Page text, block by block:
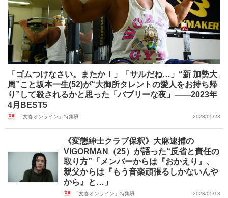
「ゴムつけなさい。またか！」「サルだね…」“新 加勢大
周”こと坂本一生(52)が“大御所タレントの愛人をお持ち帰
り”して殺されるかと思った「バブリーな夜」――2023年
4月BEST5
「文春オンライン」特集班 2023/05/28
《変態紳士クラブ保釈》大麻逮捕の
VIGORMAN（25）が語った“反省と責任の
取り方”「メンバーからは『おかえり』、
親父からは『もう音楽頑張るしかないんや
から』と…」
「文春オンライン」特集班 2023/05/13